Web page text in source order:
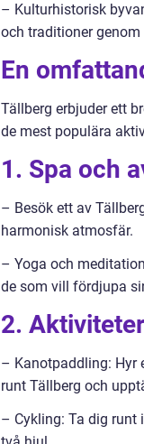
– Kulturhistorisk
och traditioner
En
Tällberg erbjuder ett
de mest populära
1. Spa och
– Besök ett av
harmonisk atmosfär.
– Yoga och
de som vill fördjupa
2.
– Kanotpaddling: Hyr
runt Tällberg och
– Cykling: Ta dig runt